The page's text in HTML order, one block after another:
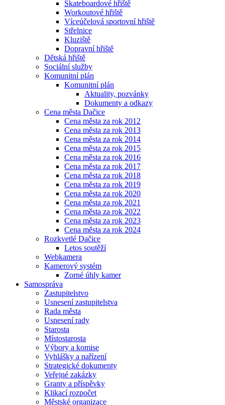
Skateboardové hřiště
Workoutové hřiště
Víceúčelová sportovní hřiště
Střelnice
Kluziště
Dopravní hřiště
Dětská hřiště
Sociální služby
Komunitní plán
Komunitní plán
Aktuality, pozvánky
Dokumenty a odkazy
Cena města Dačice
Cena města za rok 2012
Cena města za rok 2013
Cena města za rok 2014
Cena města za rok 2015
Cena města za rok 2016
Cena města za rok 2017
Cena města za rok 2018
Cena města za rok 2019
Cena města za rok 2020
Cena města za rok 2021
Cena města za rok 2022
Cena města za rok 2023
Cena města za rok 2024
Rozkvetlé Dačice
Letos soutěží
Webkamera
Kamerový systém
Zorné úhly kamer
Samospráva
Zastupitelstvo
Usnesení zastupitelstva
Rada města
Usnesení rady
Starosta
Místostarosta
Výbory a komise
Vyhlášky a nařízení
Strategické dokumenty
Veřejné zakázky
Granty a příspěvky
Klikací rozpočet
Městské organizace